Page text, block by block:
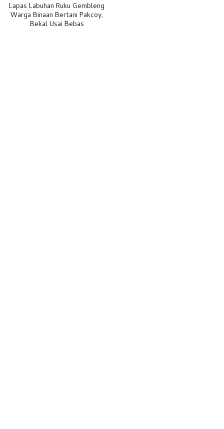
Lapas Labuhan Ruku Gembleng
Warga Binaan Bertani Pakcoy,
Bekal Usai Bebas